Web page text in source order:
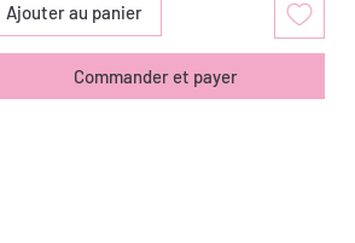
Ajouter au panier
Commander et payer